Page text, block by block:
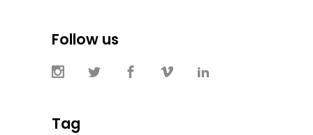
Follow us
Tag